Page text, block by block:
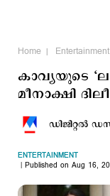
Home Entertainment
കാവ്യയുടെ
മീനാക്ഷി
ഡിജിറ്റല്‍
ENTERTAINMENT
Published on Aug 16,